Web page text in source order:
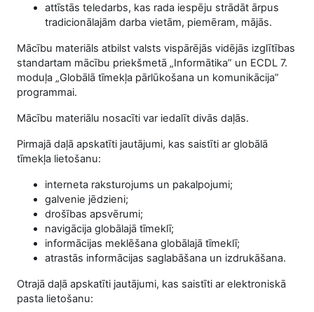
attīstās teledarbs, kas rada iespēju strādāt ārpus
tradicionālajām darba vietām, piemēram, mājās.
Mācību materiāls atbilst valsts vispārējās vidējās izglītības
standartam mācību priekšmetā „Informātika” un ECDL 7.
moduļa „Globālā tīmekļa pārlūkošana un komunikācija”
programmai.
Mācību materiālu nosacīti var iedalīt divās daļās.
Pirmajā daļā apskatīti jautājumi, kas saistīti ar globālā
tīmekļa lietošanu:
interneta raksturojums un pakalpojumi;
galvenie jēdzieni;
drošības apsvērumi;
navigācija globālajā tīmeklī;
informācijas meklēšana globālajā tīmeklī;
atrastās informācijas saglabāšana un izdrukāšana.
Otrajā daļā apskatīti jautājumi, kas saistīti ar elektroniskā
pasta lietošanu: